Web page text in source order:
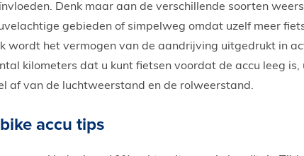
Denk maar aan de verschillende soorten
gebieden of simpelweg omdat uzelf meer
wordt het vermogen van de aandrijving uitgedrukt in
kilometers dat u kunt fietsen voordat de accu leeg
af van de luchtweerstand en de rolweerstand.
accu tips